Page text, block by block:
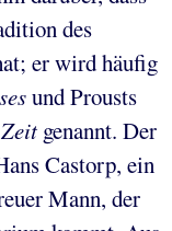
des
er wird häufig
und Prousts
genannt. Der
Castorp, ein
Mann, der